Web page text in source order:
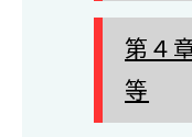
第４
等